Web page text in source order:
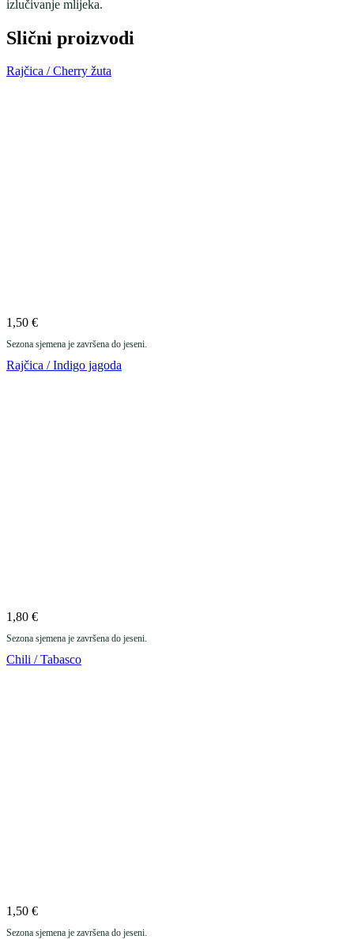
izlučivanje mlijeka.
Slični proizvodi
Rajčica / Cherry žuta
1,50 €
Sezona sjemena je završena do jeseni.
Rajčica / Indigo jagoda
1,80 €
Sezona sjemena je završena do jeseni.
Chili / Tabasco
1,50 €
Sezona sjemena je završena do jeseni.